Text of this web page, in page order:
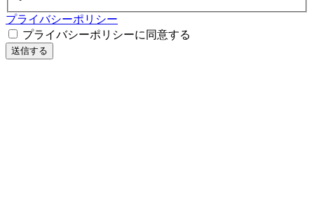
プライバシーポリシー
プライバシーポリシーに同意する
送信する